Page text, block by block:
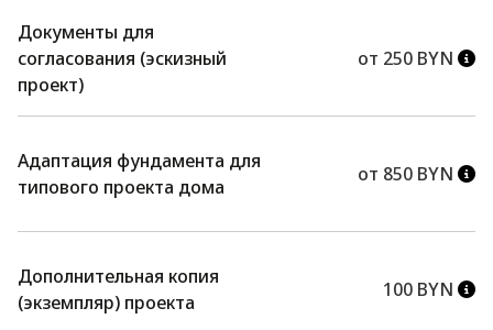
Документы для
согласования (эскизный
проект)
от 250 BYN
Адаптация фундамента для
типового проекта дома
от 850 BYN
Дополнительная копия
(экземпляр) проекта
100 BYN